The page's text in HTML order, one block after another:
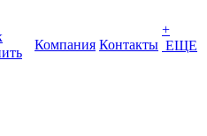
Компания Контакты
+
ЕЩЕ